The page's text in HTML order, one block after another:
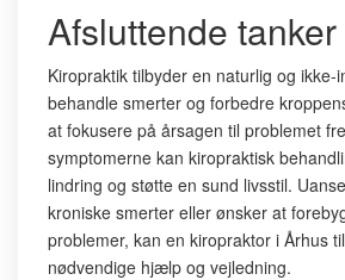
Afsluttende tanker
Kiropraktik tilbyder en naturlig og ikke-
behandle smerter og forbedre
at fokusere på årsagen til problemet
symptomerne kan kiropraktisk
lindring og støtte en sund livsstil.
kroniske smerter eller ønsker at
problemer, kan en kiropraktor i Århus
nødvendige hjælp og vejledning.